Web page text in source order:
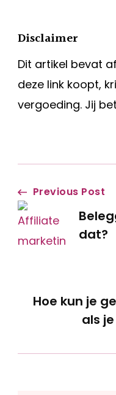
Disclaimer
Dit artikel bevat
deze link koopt,
vergoeding. Jij
Post
Previous Post
dat?
Hoe kun je
als